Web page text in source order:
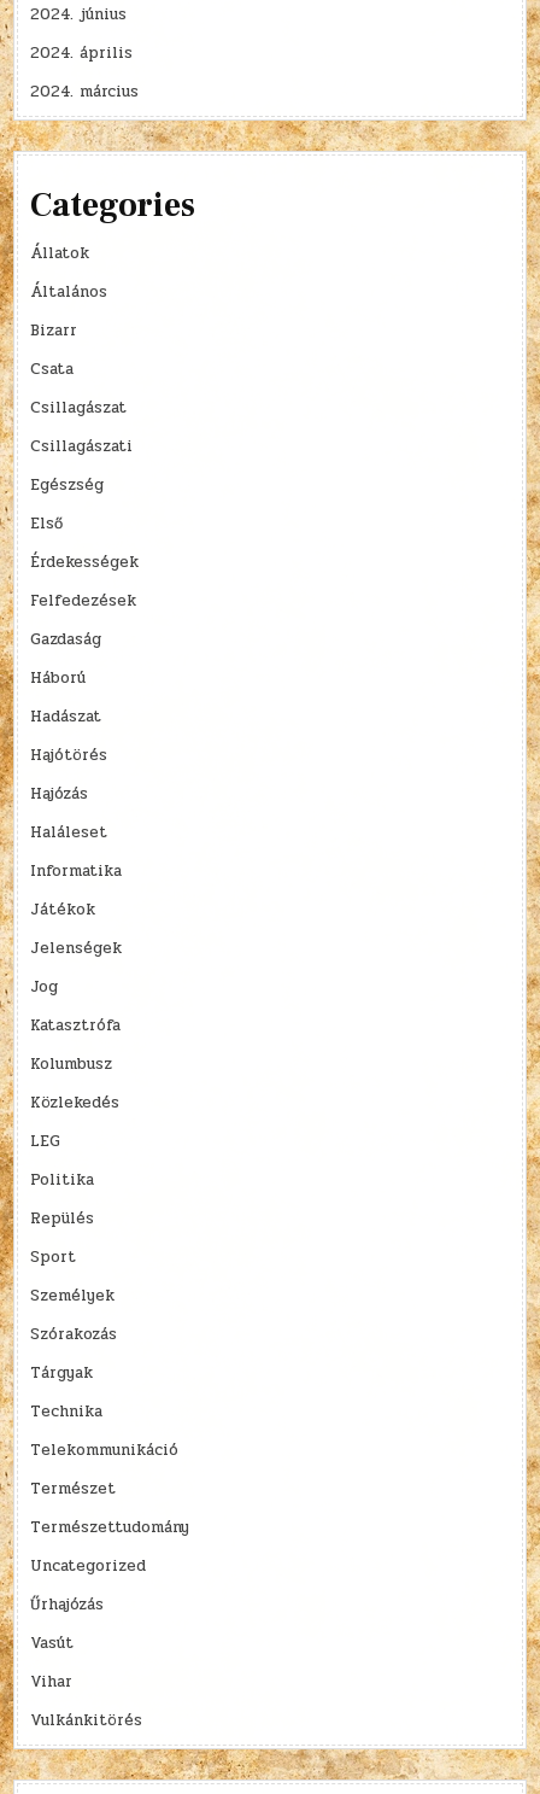
2024. június
2024. április
2024. március
Categories
Állatok
Általános
Bizarr
Csata
Csillagászat
Csillagászati
Egészség
Első
Érdekességek
Felfedezések
Gazdaság
Háború
Hadászat
Hajótörés
Hajózás
Haláleset
Informatika
Játékok
Jelenségek
Jog
Katasztrófa
Kolumbusz
Közlekedés
LEG
Politika
Repülés
Sport
Személyek
Szórakozás
Tárgyak
Technika
Telekommunikáció
Természet
Természettudomány
Uncategorized
Űrhajózás
Vasút
Vihar
Vulkánkitörés